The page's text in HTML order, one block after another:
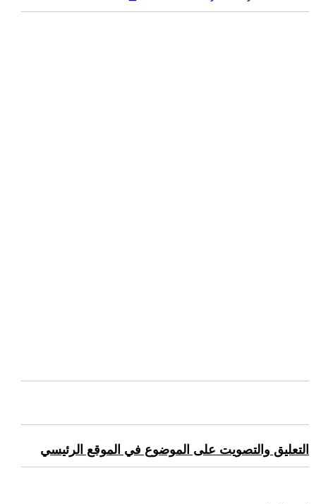
التعليق والتصويت على الموضوع في الموقع الرئيسي